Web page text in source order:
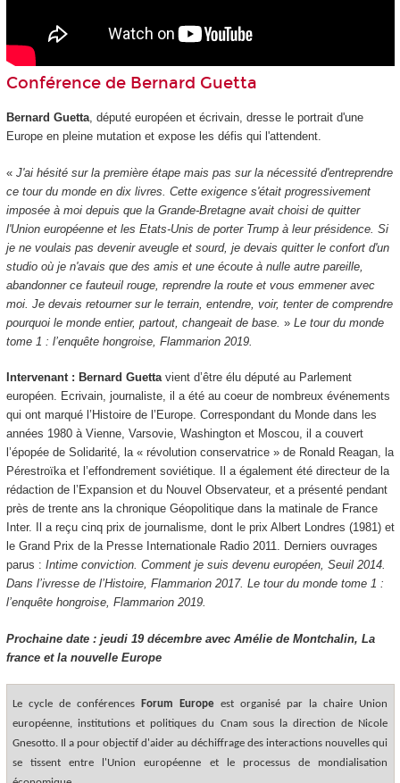
Conférence de Bernard Guetta
Bernard Guetta, député européen et écrivain, dresse le portrait d'une
Europe en pleine mutation et expose les défis qui l'attendent.
« J'ai hésité sur la première étape mais pas sur la nécessité d'entreprendre
ce tour du monde en dix livres. Cette exigence s'était progressivement
imposée à moi depuis que la Grande-Bretagne avait choisi de quitter
l'Union européenne et les Etats-Unis de porter Trump à leur présidence. Si
je ne voulais pas devenir aveugle et sourd, je devais quitter le confort d'un
studio où je n'avais que des amis et une écoute à nulle autre pareille,
abandonner ce fauteuil rouge, reprendre la route et vous emmener avec
moi. Je devais retourner sur le terrain, entendre, voir, tenter de comprendre
pourquoi le monde entier, partout, changeait de base. » Le tour du monde
tome 1 : l’enquête hongroise, Flammarion 2019.
Intervenant : Bernard Guettavient d’être élu député au Parlement
européen. Ecrivain, journaliste, il a été au coeur de nombreux événements
qui ont marqué l’Histoire de l’Europe. Correspondant du Monde dans les
années 1980 à Vienne, Varsovie, Washington et Moscou, il a couvert
l’épopée de Solidarité, la « révolution conservatrice » de Ronald Reagan, la
Pérestroïka et l’effondrement soviétique. Il a également été directeur de la
rédaction de l’Expansion et du Nouvel Observateur, et a présenté pendant
près de trente ans la chronique Géopolitique dans la matinale de France
Inter. Il a reçu cinq prix de journalisme, dont le prix Albert Londres (1981) et
le Grand Prix de la Presse Internationale Radio 2011. Derniers ouvrages
parus : Intime conviction. Comment je suis devenu européen, Seuil 2014.
Dans l’ivresse de l’Histoire, Flammarion 2017. Le tour du monde tome 1 :
l’enquête hongroise, Flammarion 2019.
Prochaine date : jeudi 19 décembre avec Amélie de Montchalin, La
france et la nouvelle Europe
Le cycle de conférences Forum Europe est organisé par la chaire Union
européenne, institutions et politiques du Cnam sous la direction de Nicole
Gnesotto. Il a pour objectif d'aider au déchiffrage des interactions nouvelles qui
se tissent entre l'Union européenne et le processus de mondialisation